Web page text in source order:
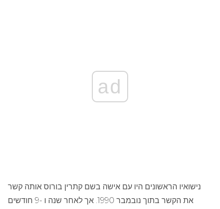
ad
נישואיו הראשונים היו עם אישה בשם קתרין בורוס אותה קשר
את הקשר בתוך נובמבר 1990. אך לאחר שנה ו -9 חודשים